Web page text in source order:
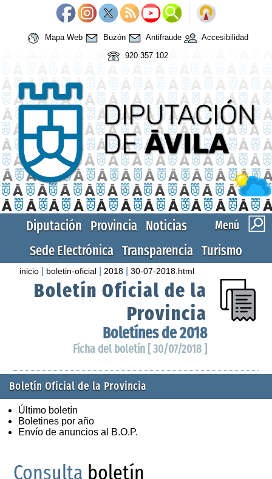
Mapa Web Buzón Antifraude
Accesibilidad
920 357 102
Menú
Diputación Provincia Noticias
Sede Electrónica Transparencia Turismo
inicio boletin-oficial 2018 |30-07-2018.html
Boletín Oficial de la
Provincia
Boletínes de 2018
Ficha del boletín [ 30/07/2018 ]
Boletín Oficial de la Provincia
Último boletín
Boletines por año
Envío de anuncios al B.O.P.
Consulta boletín